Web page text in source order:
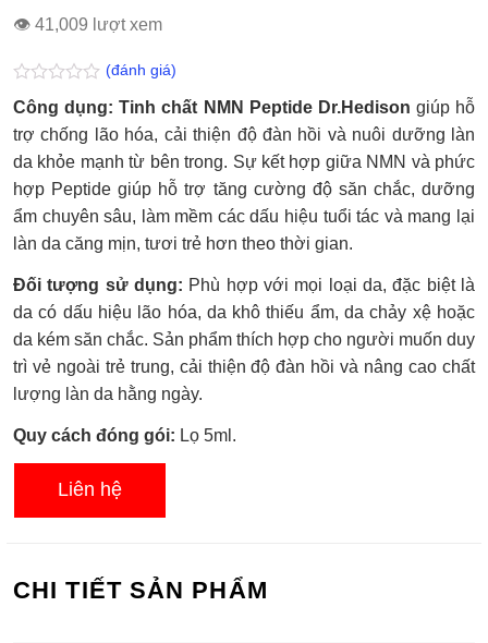
👁 41,009 lượt xem
Được
xếp
hạng
0.0
5
sao
(đánh giá)
Công dụng: Tinh chất NMN Peptide Dr.Hedison giúp hỗ
trợ chống lão hóa, cải thiện độ đàn hồi và nuôi dưỡng làn
da khỏe mạnh từ bên trong. Sự kết hợp giữa NMN và phức
hợp Peptide giúp hỗ trợ tăng cường độ săn chắc, dưỡng
ẩm chuyên sâu, làm mềm các dấu hiệu tuổi tác và mang lại
làn da căng mịn, tươi trẻ hơn theo thời gian.
Đối tượng sử dụng: Phù hợp với mọi loại da, đặc biệt là
da có dấu hiệu lão hóa, da khô thiếu ẩm, da chảy xệ hoặc
da kém săn chắc. Sản phẩm thích hợp cho người muốn duy
trì vẻ ngoài trẻ trung, cải thiện độ đàn hồi và nâng cao chất
lượng làn da hằng ngày.
Quy cách đóng gói: Lọ 5ml.
Liên hệ
CHI TIẾT SẢN PHẨM